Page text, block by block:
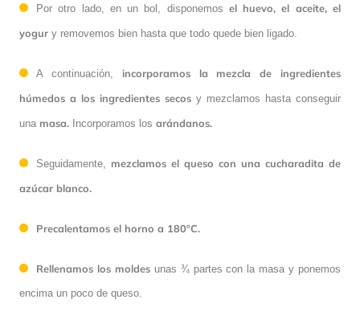
Por otro lado, en un bol, disponemos el huevo, el aceite, el
yogur y removemos bien hasta que todo quede bien ligado.
A continuación, incorporamos la mezcla de ingredientes
húmedos a los ingredientes secos y mezclamos hasta conseguir
una masa. Incorporamos los arándanos.
Seguidamente,
mezclamos el queso con una cucharadita de
azúcar blanco.
Precalentamos el horno a 180ºC.
Rellenamos los moldesunas ¾ partes con la masa y ponemos
encima un poco de queso.